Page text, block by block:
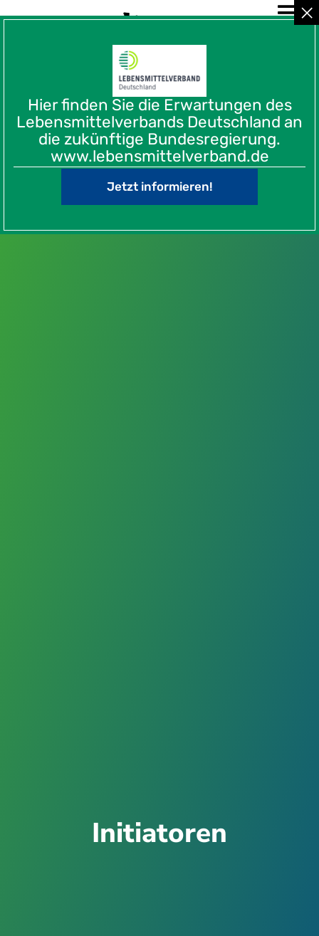
Initiatoren
Hier finden Sie die Erwartungen des
Lebensmittelverbands Deutschland an
die zukünftige Bundesregierung.
www.lebensmittelverband.de
Jetzt informieren!